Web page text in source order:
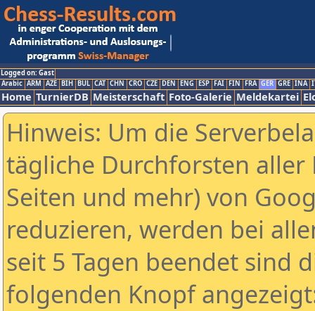
Logged on: Gast
Arabic ARM AZE BIH BUL CAT CHN CRO CZE DEN ENG ESP FAI FIN FRA GER GRE INA
Home TurnierDB Meisterschaft Foto-Galerie Meldekartei
Hinweis: Um die
tägliche Durchforsten aller
Seiten und mehr) von
reduzieren, werden bei
seit 5 Tagen beendet sind
folgenden Knopf